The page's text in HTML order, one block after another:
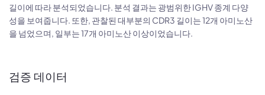
길이에 따라 분석되었습니다. 분석 결과는 광범위한 IGHV 종계 다양
성을 보여줍니다. 또한, 관찰된 대부분의 CDR3 길이는 12개 아미노산
을 넘었으며, 일부는 17개 아미노산 이상이었습니다.
검증 데이터